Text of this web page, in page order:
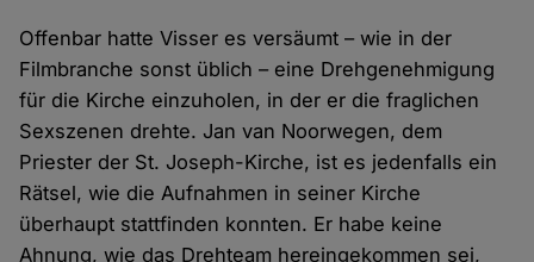
Offenbar hatte Visser es versäumt – wie in der
Filmbranche sonst üblich – eine Drehgenehmigung
für die Kirche einzuholen, in der er die fraglichen
Sexszenen drehte. Jan van Noorwegen, dem
Priester der St. Joseph-Kirche, ist es jedenfalls ein
Rätsel, wie die Aufnahmen in seiner Kirche
überhaupt stattfinden konnten. Er habe keine
Ahnung, wie das Drehteam hereingekommen sei,